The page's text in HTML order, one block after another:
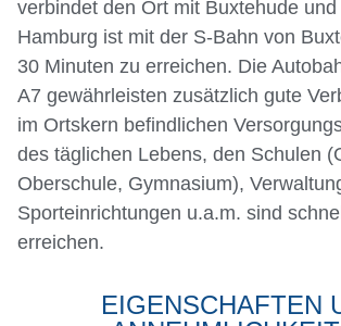
verbindet den Ort mit Buxtehude
Hamburg ist mit der S-Bahn von
30 Minuten zu erreichen. Die
A7 gewährleisten zusätzlich gute
im Ortskern befindlichen
des täglichen Lebens, den Schulen
Oberschule, Gymnasium),
Sporteinrichtungen u.a.m. sind
erreichen.
EIGENSCHAFTEN